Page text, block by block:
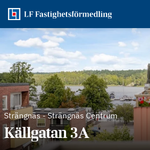
Strängnäs-Strängnäs Centrum
Källgatan 3A